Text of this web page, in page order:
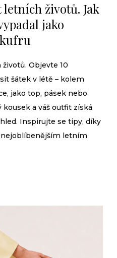
letních životů. Jak
jako
Objevte 10
šátek v létě – kolem
jako top, pásek nebo
kousek a váš outfit získá
Inspirujte se tipy, díky
letním